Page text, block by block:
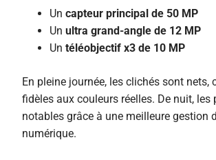
Un capteur principal de 50 MP
Un ultra grand-angle de 12 MP
Un téléobjectif x3 de 10 MP
En pleine journée, les clichés sont nets,
fidèles aux couleurs réelles. De nuit, les
notables grâce à une meilleure gestion
numérique.